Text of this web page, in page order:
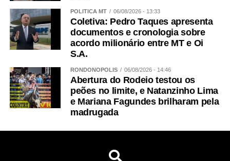
POLÍTICA MT 06/08/2026 - 13:33
Coletiva: Pedro Taques apresenta
documentos e cronologia sobre
acordo milionário entre MT e Oi
S.A.
RONDONÓPOLIS 06/08/2026 - 14:46
Abertura do Rodeio testou os
peões no limite, e Natanzinho Lima
e Mariana Fagundes brilharam pela
madrugada